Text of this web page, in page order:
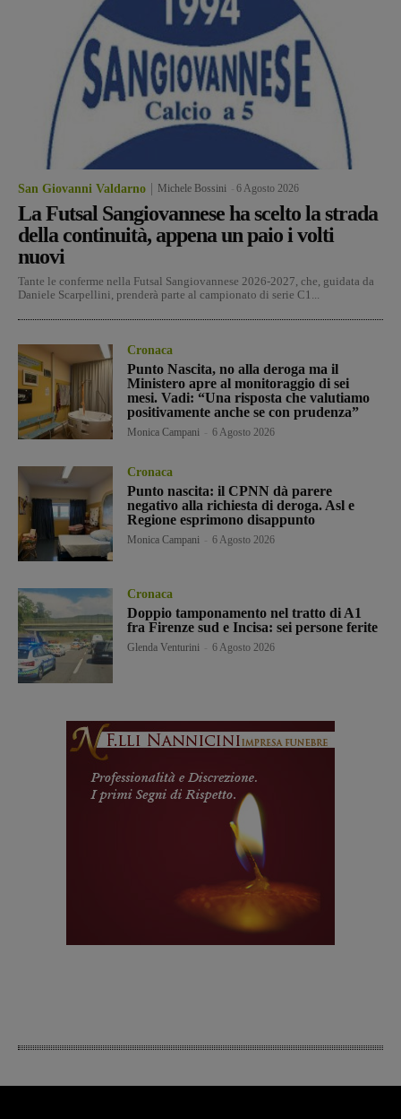
San Giovanni Valdarno Michele Bossini 6 Agosto 2026
La Futsal Sangiovannese ha scelto la strada
della continuità, appena un paio i volti
nuovi
Tante le conferme nella Futsal Sangiovannese 2026-2027, che, guidata da
Daniele Scarpellini, prenderà parte al campionato di serie C1...
Cronaca
Punto Nascita, no alla deroga ma il
Ministero apre al monitoraggio di sei
mesi. Vadi: “Una risposta che valutiamo
positivamente anche se con prudenza”
Monica Campani 6 Agosto 2026
Cronaca
Punto nascita: il CPNN dà parere
negativo alla richiesta di deroga. Asl e
Regione esprimono disappunto
Monica Campani 6 Agosto 2026
Cronaca
Doppio tamponamento nel tratto di A1
fra Firenze sud e Incisa: sei persone ferite
Glenda Venturini 6 Agosto 2026